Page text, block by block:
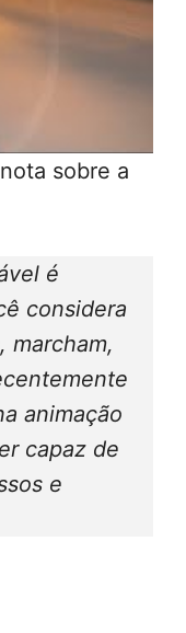
sobre a
é
considera
marcham,
animação
capaz de
e